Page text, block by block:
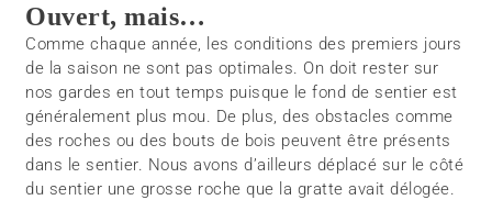
Ouvert, mais…
Comme chaque année, les conditions des premiers jours
de la saison ne sont pas optimales. On doit rester sur
nos gardes en tout temps puisque le fond de sentier est
généralement plus mou. De plus, des obstacles comme
des roches ou des bouts de bois peuvent être présents
dans le sentier. Nous avons d’ailleurs déplacé sur le côté
du sentier une grosse roche que la gratte avait délogée.